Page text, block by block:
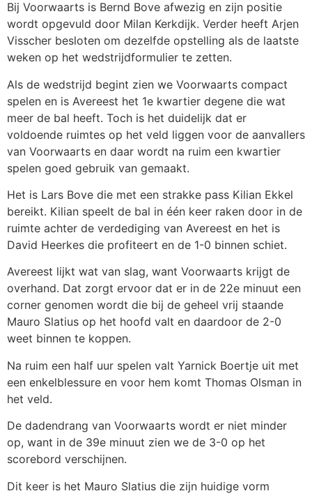
Bij Voorwaarts is Bernd Bove afwezig en zijn positie
wordt opgevuld door Milan Kerkdijk. Verder heeft Arjen
Visscher besloten om dezelfde opstelling als de laatste
weken op het wedstrijdformulier te zetten.
Als de wedstrijd begint zien we Voorwaarts compact
spelen en is Avereest het 1e kwartier degene die wat
meer de bal heeft. Toch is het duidelijk dat er
voldoende ruimtes op het veld liggen voor de aanvallers
van Voorwaarts en daar wordt na ruim een kwartier
spelen goed gebruik van gemaakt.
Het is Lars Bove die met een strakke pass Kilian Ekkel
bereikt. Kilian speelt de bal in één keer raken door in de
ruimte achter de verdediging van Avereest en het is
David Heerkes die profiteert en de 1-0 binnen schiet.
Avereest lijkt wat van slag, want Voorwaarts krijgt de
overhand. Dat zorgt ervoor dat er in de 22e minuut een
corner genomen wordt die bij de geheel vrij staande
Mauro Slatius op het hoofd valt en daardoor de 2-0
weet binnen te koppen.
Na ruim een half uur spelen valt Yarnick Boertje uit met
een enkelblessure en voor hem komt Thomas Olsman in
het veld.
De dadendrang van Voorwaarts wordt er niet minder
op, want in de 39e minuut zien we de 3-0 op het
scorebord verschijnen.
Dit keer is het Mauro Slatius die zijn huidige vorm